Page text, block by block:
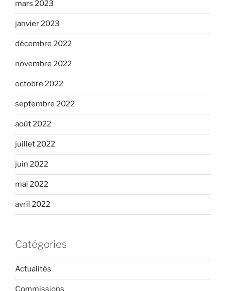
mars 2023
janvier 2023
décembre 2022
novembre 2022
octobre 2022
septembre 2022
août 2022
juillet 2022
juin 2022
mai 2022
avril 2022
Catégories
Actualités